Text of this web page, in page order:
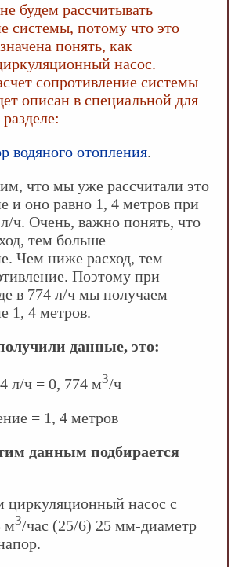
будем рассчитывать
системы, потому что это
понять, как
насос.
сопротивление системы
описан в специальной для
разделе:
водяного отопления.
что мы уже рассчитали это
и оно равно 1, 4 метров при
л/ч. Очень, важно понять, что
тем больше
Чем ниже расход, тем
Поэтому при
в 774 л/ч мы получаем
1, 4 метров.
данные, это:
л/ч = 0, 774 м3/ч
= 1, 4 метров
данным подбирается
циркуляционный насос с
м3/час (25/6) 25 мм-диаметр